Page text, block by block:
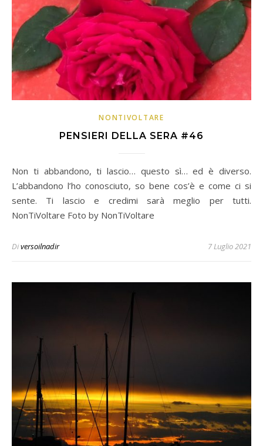
NONTIVOLTARE
PENSIERI DELLA SERA #46
Non ti abbandono, ti lascio… questo sì… ed è diverso.
L’abbandono l’ho conosciuto, so bene cos’è e come ci si
sente. Ti lascio e credimi sarà meglio per tutti.
NonTiVoltare Foto by NonTiVoltare
Diversoilnadir 7 Luglio 2021